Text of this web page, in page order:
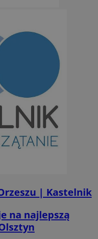
| Kastelnik
na najlepszą